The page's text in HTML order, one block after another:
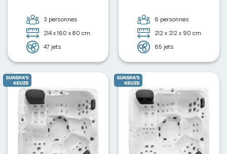
3 personnes
214 x 160 x 80 cm
47 jets
€8.695,00.
6 personnes
212 x 212 x 90 cm
65 jets